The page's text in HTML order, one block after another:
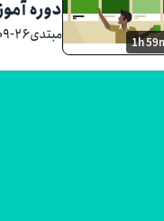
1h
دوره
مبتدی